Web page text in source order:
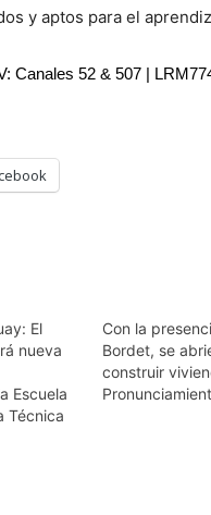
y aptos para el
Canales 52 & 507 |
El
nueva
Escuela
Técnica
Con la
Bordet, se
construir